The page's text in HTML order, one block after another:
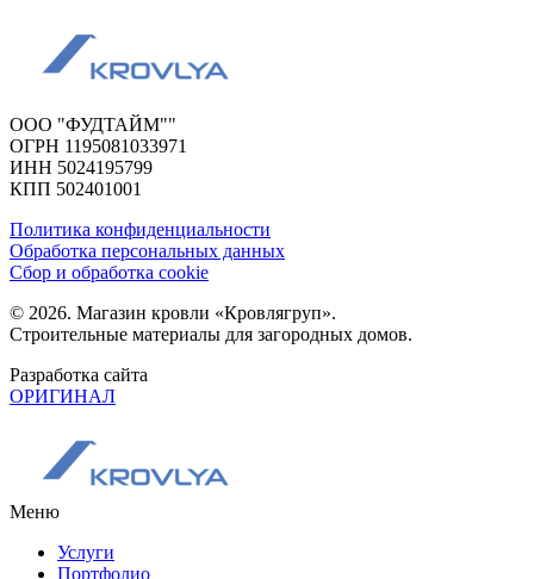
ООО "ФУДТАЙМ""
ОГРН 1195081033971
ИНН 5024195799
КПП 502401001
Политика конфиденциальности
Обработка персональных данных
Сбор и обработка cookie
© 2026. Магазин кровли «Кровлягруп».
Строительные материалы для загородных домов.
Разработка сайта
ОРИГИНАЛ
Меню
Услуги
Портфолио